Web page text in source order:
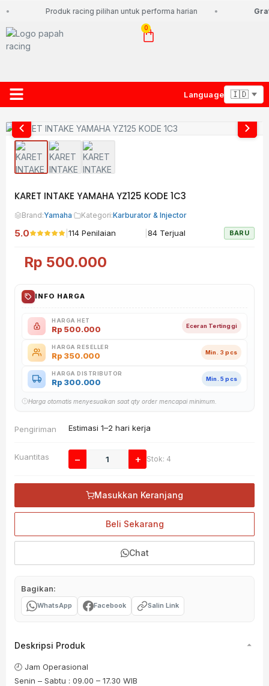
Produk racing pilihan untuk performa harian
0
Language
KARET INTAKE YAMAHA YZ125 KODE 1C3
Brand:Yamaha· Kategori:Karburator & Injector
5.0 114 Penilaian 84 Terjual BARU
Rp 500.000
INFO HARGA
HARGA HET
Rp 500.000 Eceran Tertinggi
HARGA RESELLER
Rp 350.000 Min. 3 pcs
HARGA DISTRIBUTOR
Rp 300.000 Min. 5 pcs
Harga otomatis menyesuaikan saat qty order mencapai minimum.
Pengiriman Estimasi 1–2 hari kerja
Kuantitas − + Stok: 4
Masukkan Keranjang
Beli Sekarang
Chat
Bagikan:
WhatsApp Facebook Salin Link
Deskripsi Produk
🕘 Jam Operasional
Senin – Sabtu : 09.00 – 17.30 WIB